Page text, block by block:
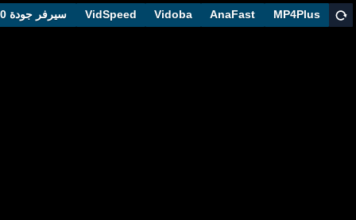
MP4Plus
AnaFast
Vidoba
VidSpeed سيرفر جودة 1080